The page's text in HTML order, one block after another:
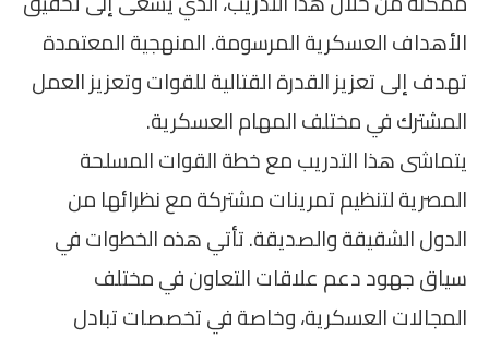
الأهداف العسكرية المرسومة. المنهجية المعتمدة
تهدف إلى تعزيز القدرة القتالية للقوات وتعزيز العمل
المشترك في مختلف المهام العسكرية.
يتماشى هذا التدريب مع خطة القوات المسلحة
المصرية لتنظيم تمرينات مشتركة مع نظرائها من
الدول الشقيقة والصديقة. تأتي هذه الخطوات في
سياق جهود دعم علاقات التعاون في مختلف
المجالات العسكرية، وخاصة في تخصصات تبادل